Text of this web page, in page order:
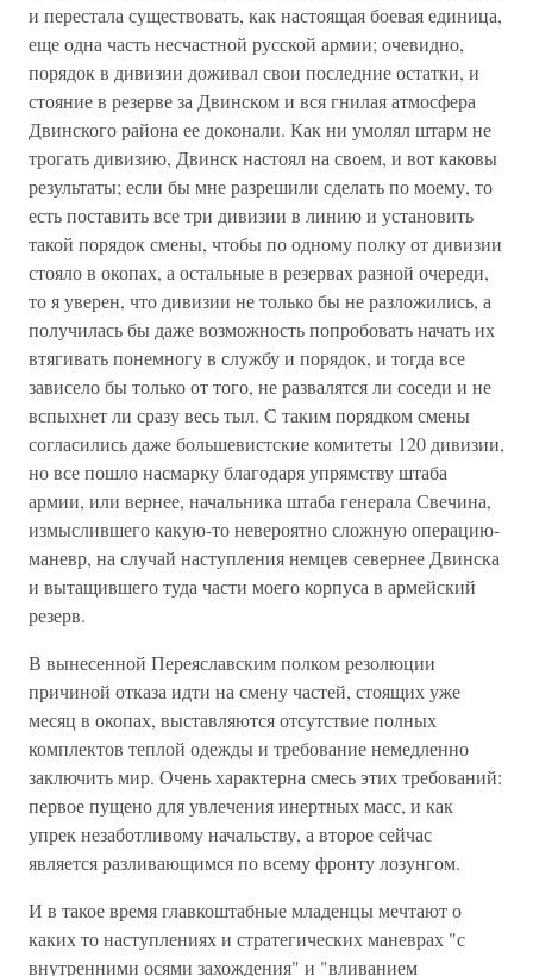
и перестала существовать, как настоящая боевая единица,
еще одна часть несчастной русской армии; очевидно,
порядок в дивизии доживал свои последние остатки, и
стояние в резерве за Двинском и вся гнилая атмосфера
Двинского района ее доконали. Как ни умолял штарм не
трогать дивизию, Двинск настоял на своем, и вот каковы
результаты; если бы мне разрешили сделать по моему, то
есть поставить все три дивизии в линию и установить
такой порядок смены, чтобы по одному полку от дивизии
стояло в окопах, а остальные в резервах разной очереди,
то я уверен, что дивизии не только бы не разложились, а
получилась бы даже возможность попробовать начать их
втягивать понемногу в службу и порядок, и тогда все
зависело бы только от того, не развалятся ли соседи и не
вспыхнет ли сразу весь тыл. С таким порядком смены
согласились даже большевистские комитеты 120 дивизии,
но все пошло насмарку благодаря упрямству штаба
армии, или вернее, начальника штаба генерала Свечина,
измыслившего какую-то невероятно сложную операцию-
маневр, на случай наступления немцев севернее Двинска
и вытащившего туда части моего корпуса в армейский
резерв.
В вынесенной Переяславским полком резолюции
причиной отказа идти на смену частей, стоящих уже
месяц в окопах, выставляются отсутствие полных
комплектов теплой одежды и требование немедленно
заключить мир. Очень характерна смесь этих требований:
первое пущено для увлечения инертных масс, и как
упрек незаботливому начальству, а второе сейчас
является разливающимся по всему фронту лозунгом.
И в такое время главкоштабные младенцы мечтают о
каких то наступлениях и стратегических маневрах "с
внутренними осями захождения" и "вливанием